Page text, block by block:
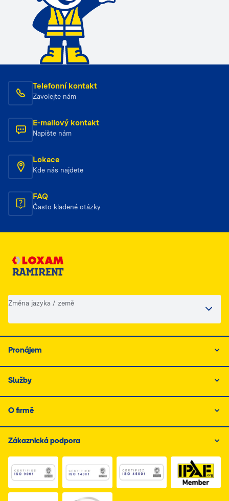
Telefonní kontakt
Zavolejte nám
E-mailový kontakt
Napište nám
Lokace
Kde nás najdete
FAQ
Často kladené otázky
Změna jazyka / země
Pronájem
Služby
O firmě
Zákaznická podpora
Link do dokumentu PDF z certyfikatem ISO 1, otwiera
Link do dokumentu PDF z certyfikatem
Link do dokumentu